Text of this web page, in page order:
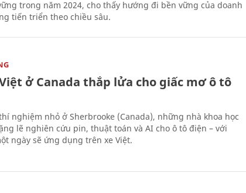
trong năm 2024, cho thấy hướng đi bền vững của doanh
tiến triển theo chiều sâu.
ở Canada thắp lửa cho giấc mơ ô tô
nghiệm nhỏ ở Sherbrooke (Canada), những nhà khoa học
lẽ nghiên cứu pin, thuật toán và AI cho ô tô điện – với
ngày sẽ ứng dụng trên xe Việt.